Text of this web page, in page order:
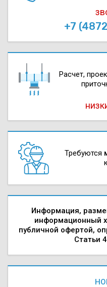
+7
Расчет,
Требуются
Информация,
информационный
публичной офертой,
Статьи